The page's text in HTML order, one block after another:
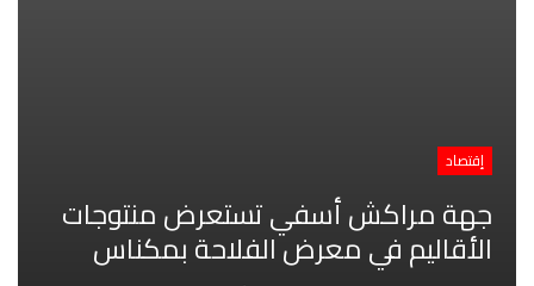
إقتصاد
جهة مراكش أسفي تستعرض منتوجات
الأقاليم في معرض الفلاحة بمكناس